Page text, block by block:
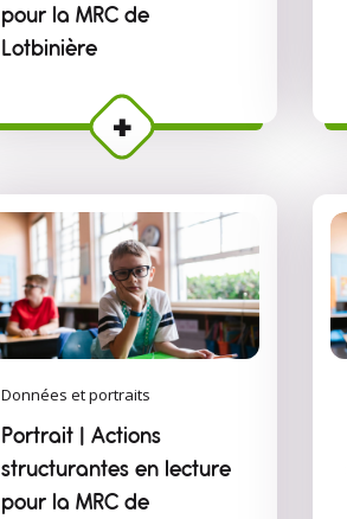
pour la MRC de
Lotbinière
Données et portraits
Portrait | Actions
structurantes en lecture
pour la MRC de